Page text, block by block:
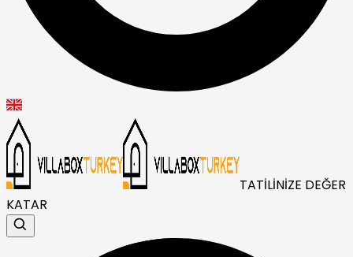
TATİLİNİZE DEĞER
KATAR